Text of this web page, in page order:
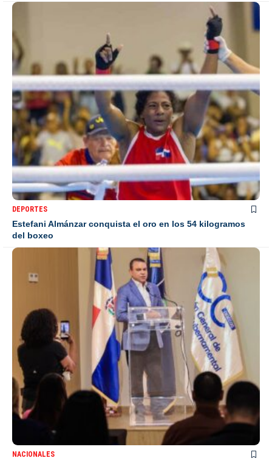
DEPORTES
Estefani Almánzar conquista el oro en los 54 kilogramos
del boxeo
NACIONALES